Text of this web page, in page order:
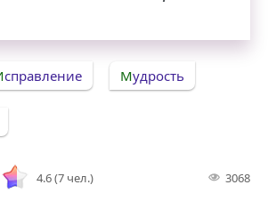
Исправление Мудрость
4.6 (7 чел.) 3068